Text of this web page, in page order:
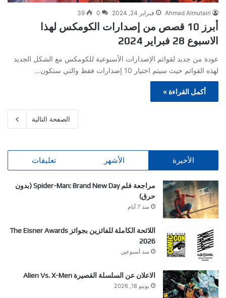
Ahmad Almutairi فبراير 24, 2024 0
39
أبرز 10 قصص من إصدارات الكومكس لهذا
الاسبوع 28 فبراير 2024
عودة من جديد لقوائم الإصدارات الأسبوعية للكومكس مع الشكل الجديد
لهذه القوائم حيث سيتم اختيار 10 إصدارات فقط والتي ستكون…
أكمل القراءة »
الصفحة التالية
الأخيرة الأشهر تعليقات
مراجعة فلم Spider-Man: Brand New Day (بدون
حرق)
منذ 7 أيام
اللائحة الكاملة للفائزين بجوائز The Eisner Awards
2026
منذ أسبوعين
الاعلان عن السلسلة القصيرة Alien Vs. X-Men
يونيو 18, 2026